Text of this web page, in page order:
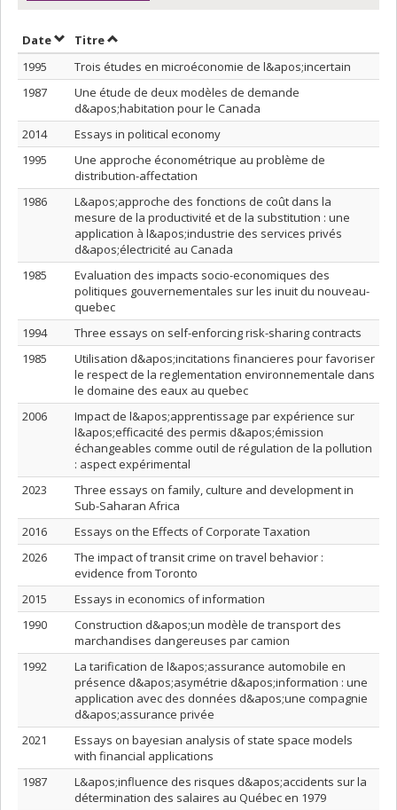
DateTrier par date en ordre croissant
TitreTrier par titre en ordre croissant
1995
Trois études en microéconomie de l&apos;incertain
1987
Une étude de deux modèles de demande
d&apos;habitation pour le Canada
2014
Essays in political economy
1995
Une approche économétrique au problème de
distribution-affectation
1986
L&apos;approche des fonctions de coût dans la
mesure de la productivité et de la substitution : une
application à l&apos;industrie des services privés
d&apos;électricité au Canada
1985
Evaluation des impacts socio-economiques des
politiques gouvernementales sur les inuit du nouveau-
quebec
1994
Three essays on self-enforcing risk-sharing contracts
1985
Utilisation d&apos;incitations financieres pour favoriser
le respect de la reglementation environnementale dans
le domaine des eaux au quebec
2006
Impact de l&apos;apprentissage par expérience sur
l&apos;efficacité des permis d&apos;émission
échangeables comme outil de régulation de la pollution
: aspect expérimental
2023
Three essays on family, culture and development in
Sub-Saharan Africa
2016
Essays on the Effects of Corporate Taxation
2026
The impact of transit crime on travel behavior :
evidence from Toronto
2015
Essays in economics of information
1990
Construction d&apos;un modèle de transport des
marchandises dangereuses par camion
1992
La tarification de l&apos;assurance automobile en
présence d&apos;asymétrie d&apos;information : une
application avec des données d&apos;une compagnie
d&apos;assurance privée
2021
Essays on bayesian analysis of state space models
with financial applications
1987
L&apos;influence des risques d&apos;accidents sur la
détermination des salaires au Québec en 1979